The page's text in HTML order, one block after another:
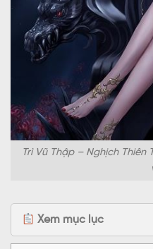
Trì Vũ Thập – Nghịch Thiên
Xem mục lục